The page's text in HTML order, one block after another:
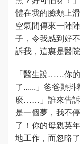
體在我的臉頰上
空氣間傳來一陣
子，令我感到好
訴我，這裏是醫院
「醫生說……你
了......」爸爸顫
麼……」誰來告訴
是一個夢，我不
了！你的母親英
地工作，而忽略